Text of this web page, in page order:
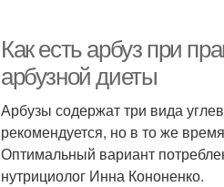
Как есть арбуз при
арбузной диеты
Арбузы содержат три вида
рекомендуется, но в то же
Оптимальный вариант
нутрициолог Инна Кононенко.